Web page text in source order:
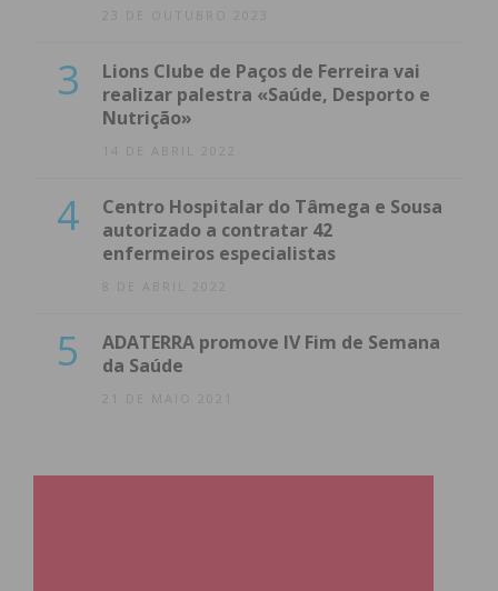
23 DE OUTUBRO 2023
3
Lions Clube de Paços de Ferreira vai
realizar palestra «Saúde, Desporto e
Nutrição»
14 DE ABRIL 2022
4
Centro Hospitalar do Tâmega e Sousa
autorizado a contratar 42
enfermeiros especialistas
8 DE ABRIL 2022
5
ADATERRA promove IV Fim de Semana
da Saúde
21 DE MAIO 2021